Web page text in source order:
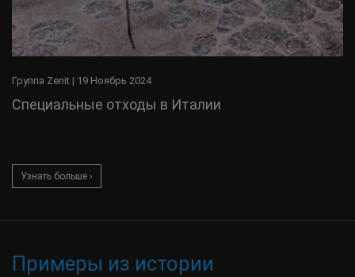
Группа Zenit | 19 Ноябрь 2024
Специальные отходы в Италии
Узнать больше ›
Примеры из истории